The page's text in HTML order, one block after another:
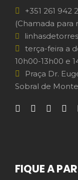
+351 261 942
(Chamada para
terça-feira a
10h00-13h00 e
Praça Dr.
Sobral de
FIQUE A